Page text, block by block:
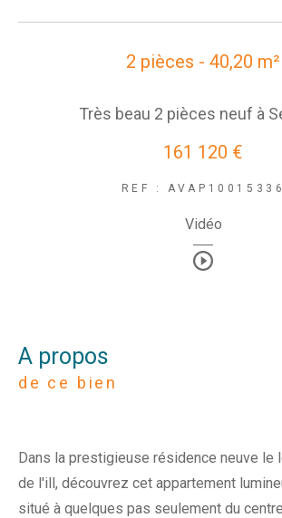
2 pièces - 40,20 m²
Très beau 2 pièces neuf à
161 120 €
REF : AVAP10015336
Vidéo
a propos
de ce bien
Dans la prestigieuse résidence neuve le
de l'ill, découvrez cet appartement
situé à quelques pas seulement du